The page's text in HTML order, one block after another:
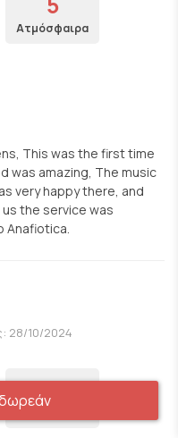
Ατμόσφαιρα
This was the first time
was amazing, The music
very happy there, and
the service was
Anafiotica.
28/10/2024
5
Ατμόσφαιρα